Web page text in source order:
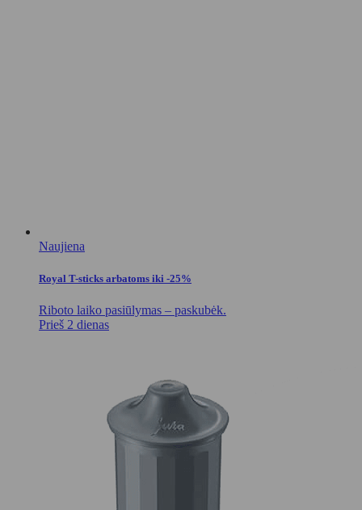
Naujiena
Royal T-sticks arbatoms iki -25%
Riboto laiko pasiūlymas – paskubėk.
Prieš 2 dienas